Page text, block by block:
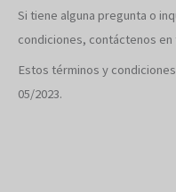
Si tiene alguna pregunta o
condiciones, contáctenos
Estos términos y
05/2023.